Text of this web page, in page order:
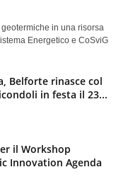
in una risorsa
Energetico e CoSviG
Belforte rinasce col
in festa il 23...
il Workshop
Innovation Agenda